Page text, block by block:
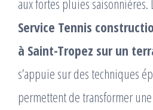
Service Tennis
à Saint-Tropez sur un
s’appuie sur des techniques
permettent de transformer